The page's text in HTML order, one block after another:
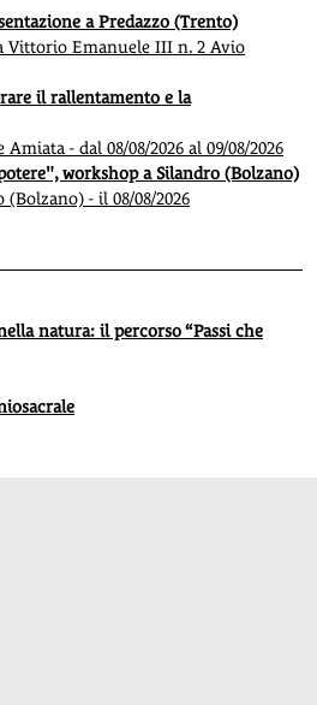
a Predazzo (Trento)
Vittorio Emanuele III n. 2 Avio
il rallentamento e la
- dal 08/08/2026 al 09/08/2026
workshop a Silandro (Bolzano)
(Bolzano) - il 08/08/2026
natura: il percorso “Passi che